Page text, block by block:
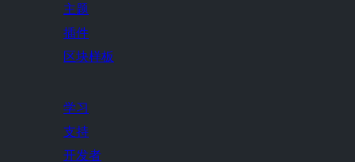
主题
插件
区块样板
学习
支持
开发者